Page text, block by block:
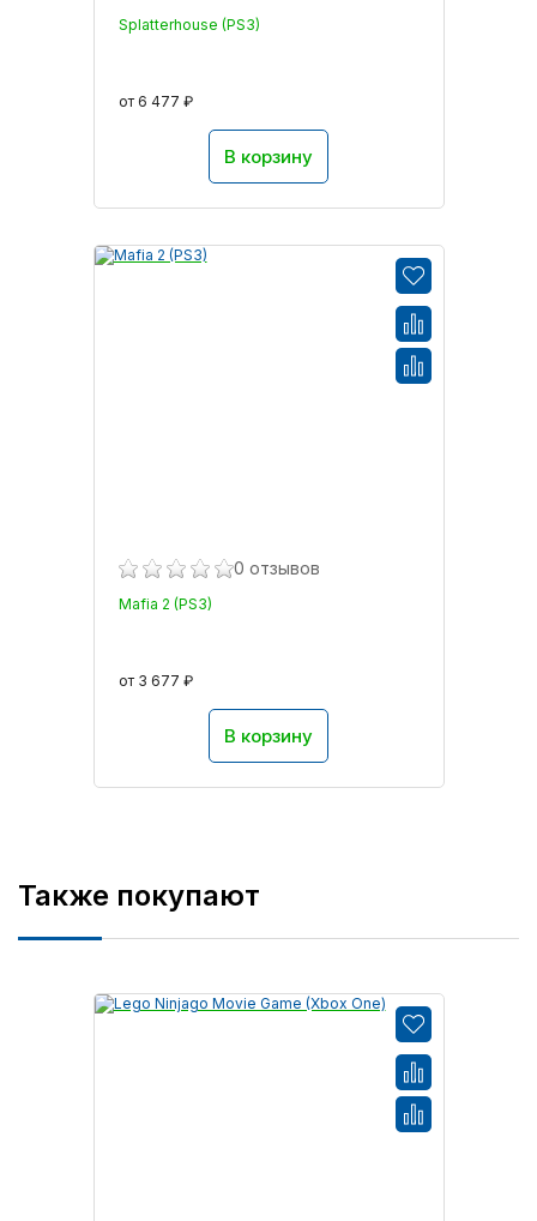
Splatterhouse (PS3)
от 6 477 ₽
В корзину
0 отзывов
Mafia 2 (PS3)
от 3 677 ₽
В корзину
Также покупают